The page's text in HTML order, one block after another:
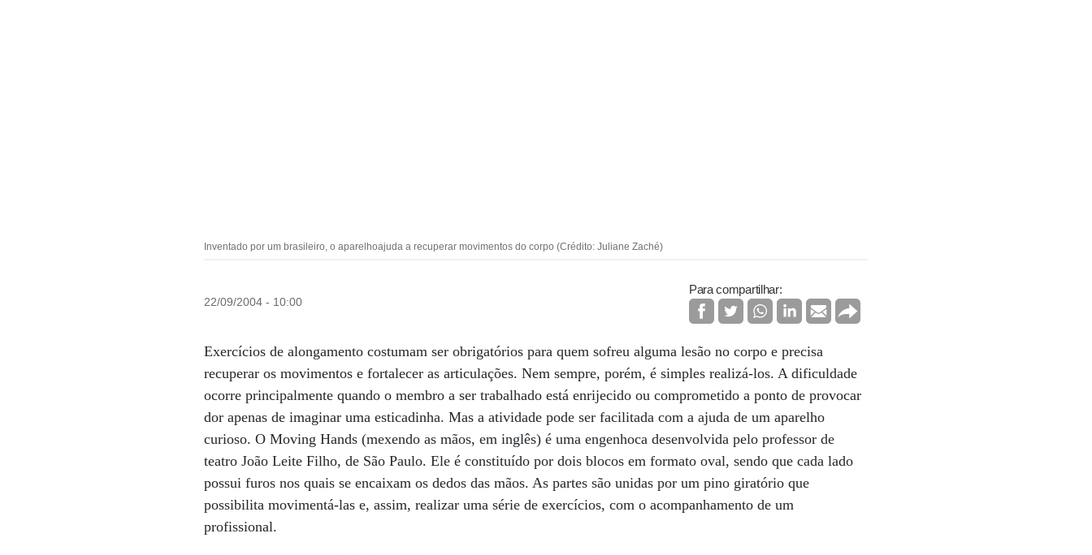
Inventado por um brasileiro, o aparelhoajuda a recuperar movimentos do corpo (Crédito: Juliane Zaché)
22/09/2004 - 10:00
Para compartilhar:
Exercícios de alongamento costumam ser obrigatórios para quem sofreu alguma lesão no corpo e precisa
recuperar os movimentos e fortalecer as articulações. Nem sempre, porém, é simples realizá-los. A dificuldade
ocorre principalmente quando o membro a ser trabalhado está enrijecido ou comprometido a ponto de provocar
dor apenas de imaginar uma esticadinha. Mas a atividade pode ser facilitada com a ajuda de um aparelho
curioso. O Moving Hands (mexendo as mãos, em inglês) é uma engenhoca desenvolvida pelo professor de
teatro João Leite Filho, de São Paulo. Ele é constituído por dois blocos em formato oval, sendo que cada lado
possui furos nos quais se encaixam os dedos das mãos. As partes são unidas por um pino giratório que
possibilita movimentá-las e, assim, realizar uma série de exercícios, com o acompanhamento de um
profissional.